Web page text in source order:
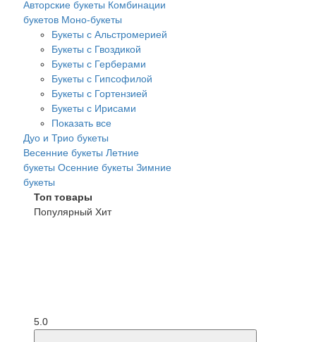
Авторские букеты Комбинации
букетов Моно-букеты
Букеты с Альстромерией
Букеты с Гвоздикой
Букеты с Герберами
Букеты с Гипсофилой
Букеты с Гортензией
Букеты с Ирисами
Показать все
Дуо и Трио букеты
Весенние букеты Летние
букеты Осенние букеты Зимние
букеты
Топ товары
Популярный Хит
5.0